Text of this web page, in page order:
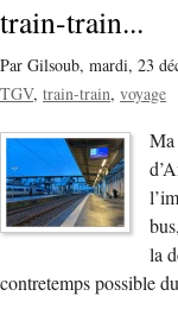
train-train...
Par Gilsoub, mardi, 23
TGV train-train voyage
Ma
la
contretemps possible